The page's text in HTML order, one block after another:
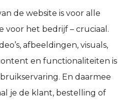
de website is voor alle
voor het bedrijf – cruciaal.
afbeeldingen, visuals,
en functionaliteiten is
En daarmee
je de klant, bestelling of